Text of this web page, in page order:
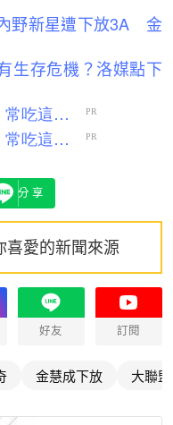
野新星遭下放3A 金
生存危機？洛媒點下
分享
喜愛的新聞來源
好友 訂閱
金慧成下放 大聯盟